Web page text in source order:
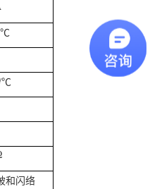
℃
和闪络